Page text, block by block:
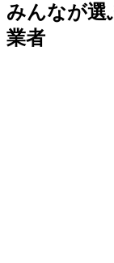
みんなが選
業者